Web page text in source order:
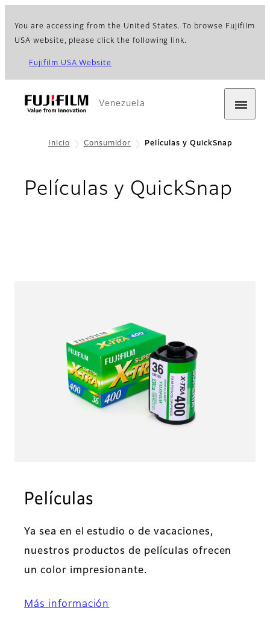
You are accessing from the United States. To browse Fujifilm
USA website, please click the following link.
Fujifilm USA Website
Venezuela
Inicio Consumidor Películas y QuickSnap
Películas y QuickSnap
Películas
Ya sea en el estudio o de vacaciones,
nuestros productos de películas ofrecen
un color impresionante.
Más información